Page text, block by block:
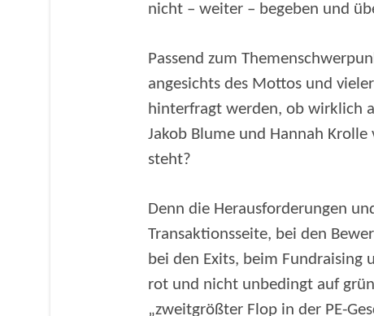
nicht – weiter – begeben und
Passend zum
angesichts des Mottos und
hinterfragt werden, ob wirklich
Jakob Blume und Hannah
steht?
Denn die Herausforderungen
Transaktionsseite, bei den
bei den Exits, beim
rot und nicht unbedingt auf
„zweitgrößter Flop in der PE-